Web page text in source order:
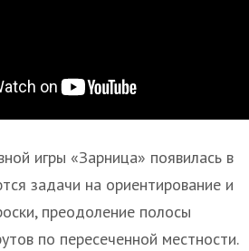
игры «Зарница» появилась в
задачи на ориентирование и
преодоление полосы
по пересеченной местности.